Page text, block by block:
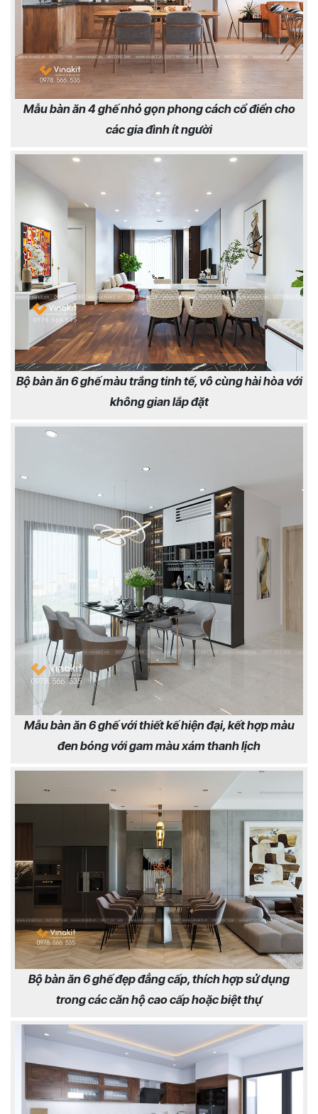
Mẫu bàn ăn 4 ghế nhỏ gọn phong cách cổ điển cho
các gia đình ít người
Bộ bàn ăn 6 ghế màu trắng tinh tế, vô cùng hài hòa với
không gian lắp đặt
Mẫu bàn ăn 6 ghế với thiết kế hiện đại, kết hợp màu
đen bóng với gam màu xám thanh lịch
Bộ bàn ăn 6 ghế đẹp đẳng cấp, thích hợp sử dụng
trong các căn hộ cao cấp hoặc biệt thự